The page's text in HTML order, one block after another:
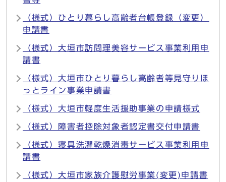
（様式）ひとり暮らし高齢者台帳登録（変更）
申請書
（様式）大垣市訪問理美容サービス事業利用申
請書
（様式）大垣市ひとり暮らし高齢者等見守りほ
っとライン事業申請書
（様式）大垣市軽度生活援助事業の申請様式
（様式）障害者控除対象者認定書交付申請書
（様式）寝具洗濯乾燥消毒サービス事業利用申
請書
（様式）大垣市家族介護慰労事業(変更)申請書